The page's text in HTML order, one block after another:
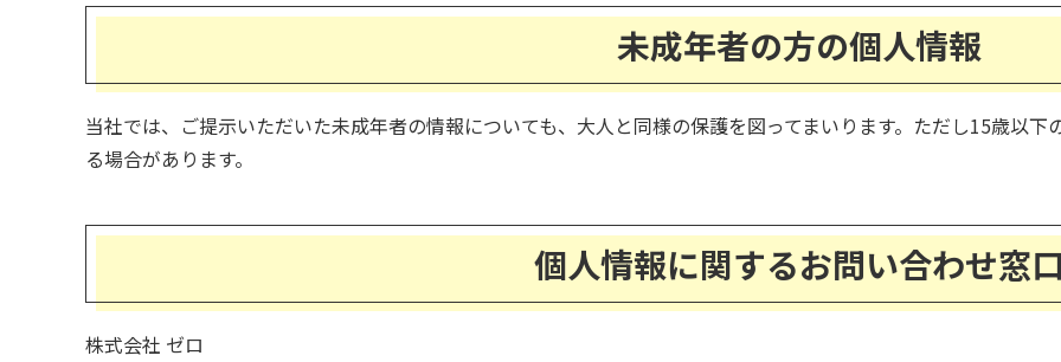
未成年者の方の個人情報
当社では、ご提示いただいた未成年者の情報についても、大人と同様の保護を図ってまいります。ただし15歳以
る場合があります。
個人情報に関するお問い合わせ窓
株式会社 ゼロ